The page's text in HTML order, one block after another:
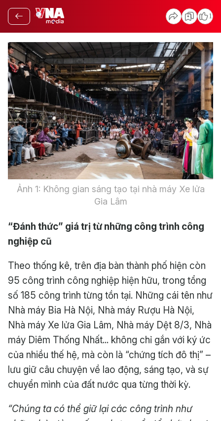
1
Ảnh 1: Không gian sáng tạo tại nhà máy Xe lửa
Gia Lâm
“Đánh thức” giá trị từ những công trình công
nghiệp cũ
Theo thống kê, trên địa bàn thành phố hiện còn
95 công trình công nghiệp hiện hữu, trong tổng
số 185 công trình từng tồn tại. Những cái tên như
Nhà máy Bia Hà Nội, Nhà máy Rượu Hà Nội,
Nhà máy Xe lửa Gia Lâm, Nhà máy Dệt 8/3, Nhà
máy Diêm Thống Nhất... không chỉ gắn với ký ức
của nhiều thế hệ, mà còn là “chứng tích đô thị” –
lưu giữ câu chuyện về lao động, sáng tạo, và sự
chuyển mình của đất nước qua từng thời kỳ.
“Chúng ta có thể giữ lại các công trình như